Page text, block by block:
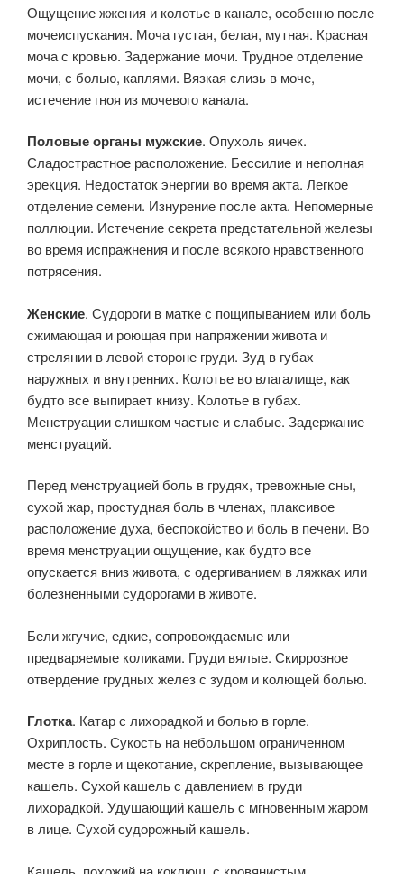
Ощущение жжения и колотье в канале, особенно после
мочеиспускания. Моча густая, белая, мутная. Крас­ная
моча с кровью. Задержание мочи. Трудное отделение
мочи, с болью, каплями. Вязкая слизь в моче,
истечение гноя из мочевого канала.
Половые органы мужские. Опухоль яичек.
Сладострастное расположение. Бессилие и неполная
эрекция. Недостаток энергии во время акта. Легкое
отделение семени. Изнурение после акта. Непо­мерные
поллюции. Истечение секрета предстательной железы
во время испражнения и после всякого нравственного
потрясения.
Женские. Судороги в матке с пощипыванием или боль
сжимающая и роющая при напряжении живота и
стрелянии в левой стороне груди. Зуд в губах
наружных и внутренних. Колотье во влагалище, как
будто все выпирает книзу. Колотье в губах.
Менструации слишком частые и слабые. Задержание
менструаций.
Перед менструацией боль в грудях, тревожные сны,
сухой жар, простудная боль в членах, плаксивое
расположение духа, беспокойство и боль в печени. Во
время менструации ощущение, как будто все
опускается вниз живота, с одергиванием в ляжках или
болезненными судорогами в животе.
Бели жгучие, едкие, сопровождаемые или
предваряемые коли­ками. Груди вялые. Скиррозное
отвердение грудных желез с зудом и колющей болью.
Глотка. Катар с лихорадкой и болью в горле.
Охриплость. Сукость на небольшом ограниченном
месте в горле и щекотание, скрепление, вызывающее
кашель. Сухой кашель с давлением в груди
лихорадкой. Удушающий кашель с мгновенным жаром
в лице. Су­хой судорожный кашель.